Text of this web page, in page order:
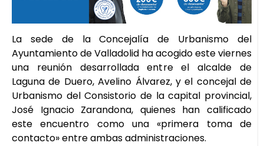
La sede de la Concejalía de Urbanismo del
Ayuntamiento de Valladolid ha acogido este viernes
una reunión desarrollada entre el alcalde de
Laguna de Duero, Avelino Álvarez, y el concejal de
Urbanismo del Consistorio de la capital provincial,
José Ignacio Zarandona, quienes han calificado
este encuentro como una «primera toma de
contacto» entre ambas administraciones.